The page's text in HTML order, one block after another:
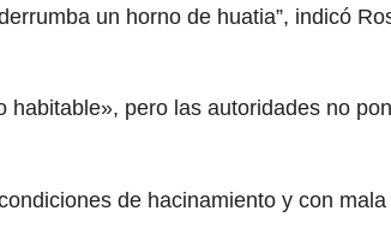
un horno de huatia”, indicó
pero las autoridades no
de hacinamiento y con